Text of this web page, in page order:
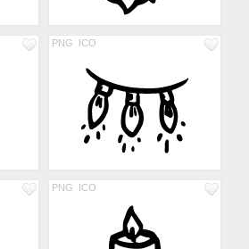
PNG ICO
PNG ICO